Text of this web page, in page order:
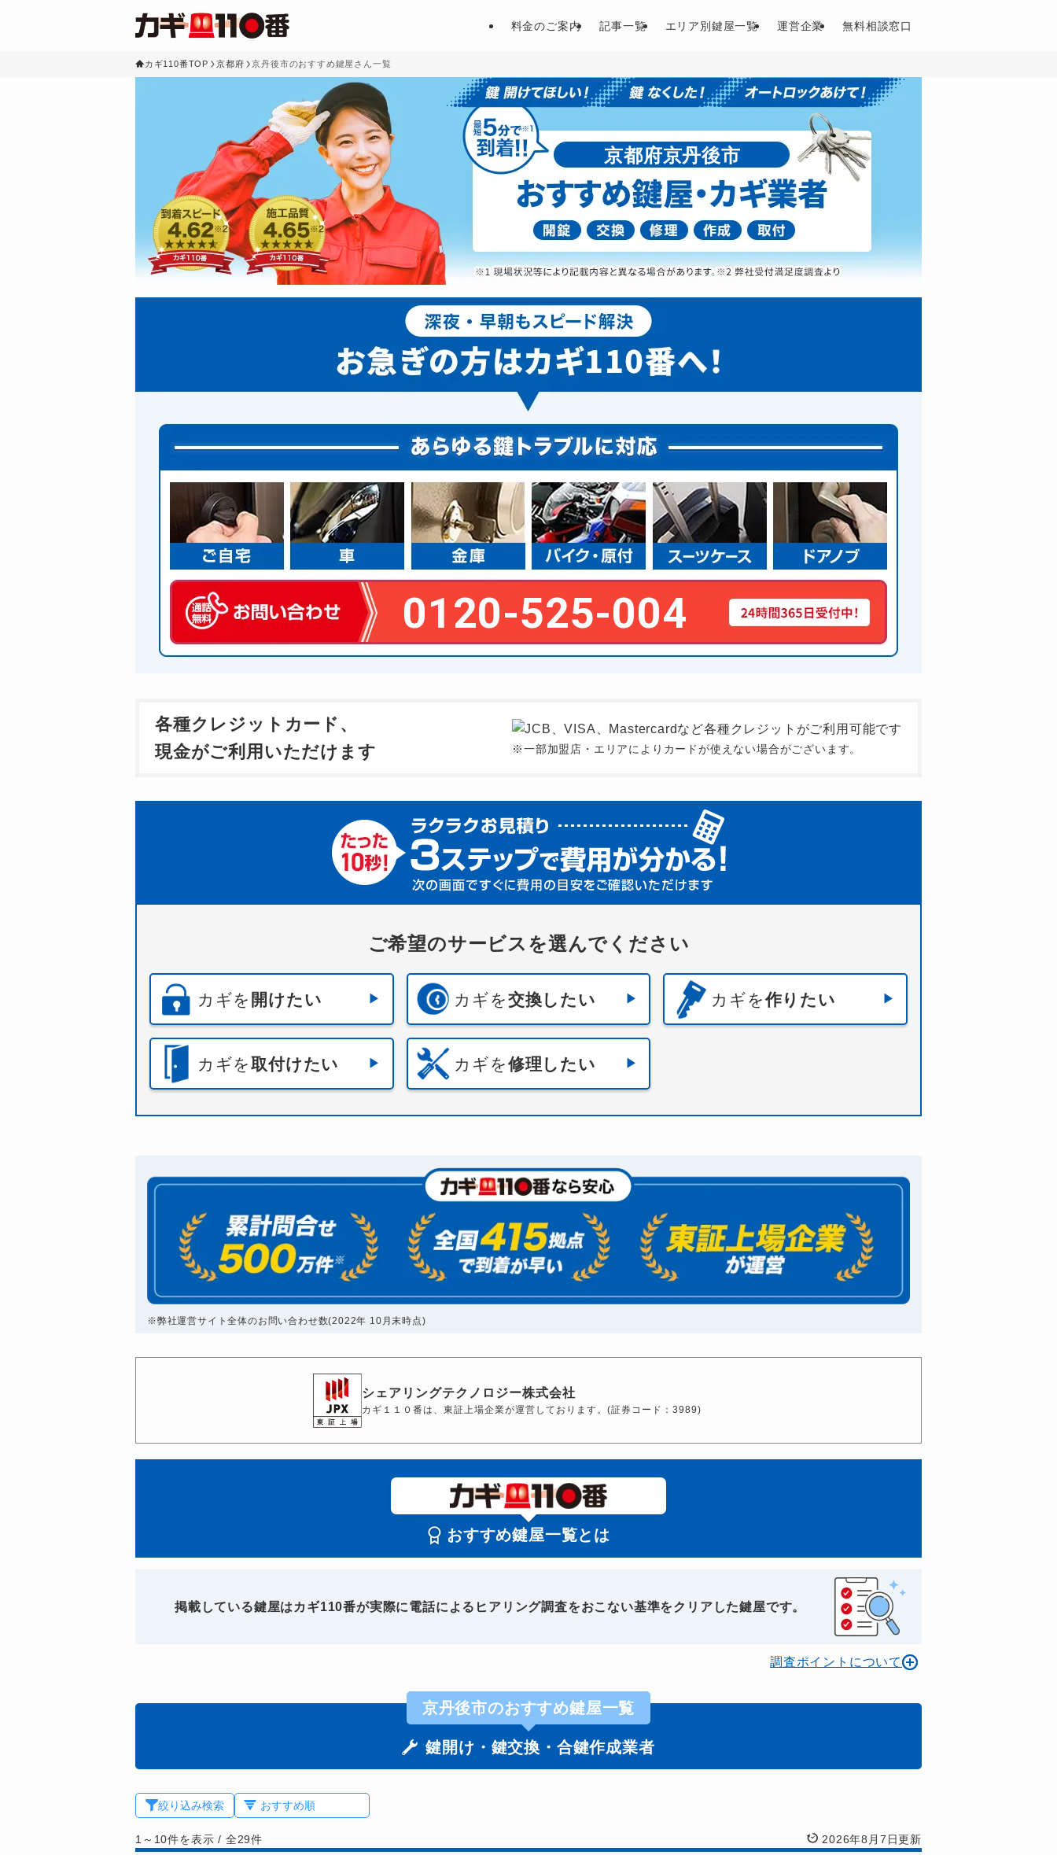
料金のご案内 記事一覧 エリア別鍵屋一覧 運営企業 無料相談窓口
カギ110番TOP 京都府 京丹後市のおすすめ鍵屋さん一覧
京都府京丹後市
0120-525-004
各種クレジットカード、
現金がご利用いただけます
※一部加盟店・エリアによりカードが使えない場合がございます。
ご希望のサービスを選んでください
カギを 開けたい カギを交換したい カギを作りたい
カギを取付けたい カギを修理したい
※弊社運営サイト全体のお問い合わせ数(2022年 10月末時点)
シェアリングテクノロジー株式会社
カギ１１０番は、東証上場企業が運営しております。(証券コード：3989)
おすすめ鍵屋一覧とは
掲載している鍵屋はカギ110番が実際に電話によるヒアリング調査をおこない基準をクリアした鍵屋です。
調査ポイントについて
京丹後市のおすすめ鍵屋一覧
鍵開け・鍵交換・合鍵作成業者
絞り込み検索
1～10件を表示/ 全29件 2026年8月7日更新